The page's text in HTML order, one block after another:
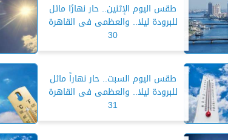
طقس اليوم الإثنين.. حار نهارًا مائل
للبرودة ليلا.. والعظمى فى القاهرة
30
طقس اليوم السبت.. حار نهاراً مائل
للبرودة ليلا.. والعظمى فى القاهرة
31